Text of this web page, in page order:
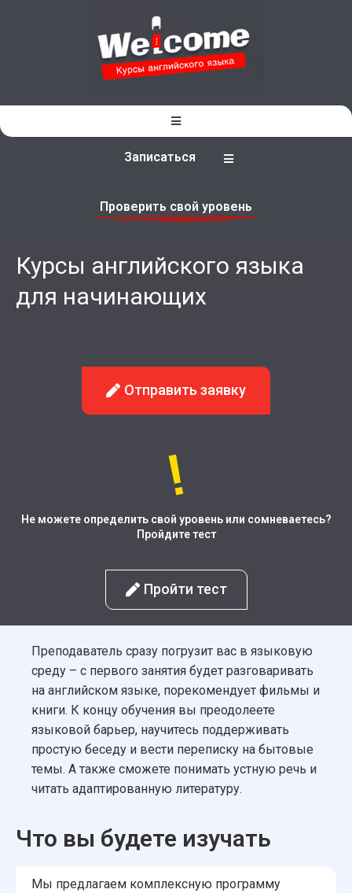
Записаться
Проверить свой уровень
Курсы английского языка
для начинающих
Отправить заявку
Не можете определить свой уровень или сомневаетесь?
Пройдите тест
Пройти тест
Преподаватель сразу погрузит вас в языковую
среду – с первого занятия будет разговаривать
на английском языке, порекомендует фильмы и
книги. К концу обучения вы преодолеете
языковой барьер, научитесь поддерживать
простую беседу и вести переписку на бытовые
темы. А также сможете понимать устную речь и
читать адаптированную литературу.
Что вы будете изучать
Мы предлагаем комплексную программу